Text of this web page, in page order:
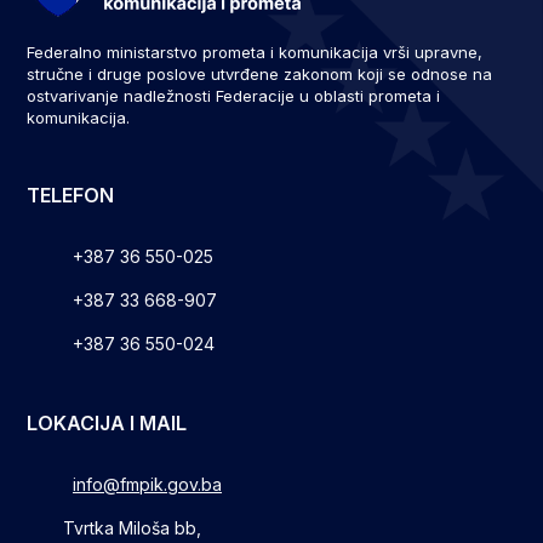
Federalno ministarstvo prometa i komunikacija vrši upravne,
stručne i druge poslove utvrđene zakonom koji se odnose na
ostvarivanje nadležnosti Federacije u oblasti prometa i
komunikacija.
TELEFON
+387 36 550-025
+387 33 668-907
+387 36 550-024
LOKACIJA I MAIL
info@fmpik.gov.ba
Tvrtka Miloša bb,